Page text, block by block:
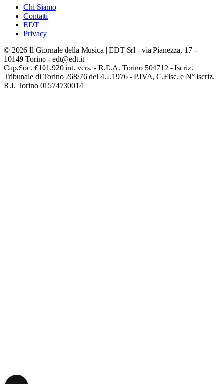
Chi Siamo
Contatti
EDT
Privacy
© 2026 Il Giornale della Musica | EDT Srl - via Pianezza, 17 -
10149 Torino - edt@edt.it
Cap.Soc. €101.920 int. vers. - R.E.A. Torino 504712 - Iscriz.
Tribunale di Torino 268/76 del 4.2.1976 - P.IVA, C.Fisc. e N° iscriz.
R.I. Torino 01574730014